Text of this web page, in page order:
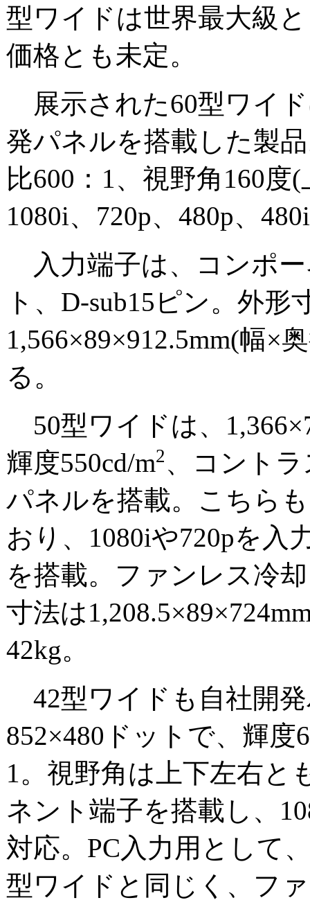
型ワイドは世界最大級
価格とも未定。
展示された60型ワイド
発パネルを搭載した製
比600：1、視野角160
1080i、720p、480p、
入力端子は、コンポ
ト、D-sub15ピン。外
1,566×89×912.5mm(幅×
る。
50型ワイドは、
輝度550cd/m2 、コント
パネルを搭載。こちら
おり、1080iや720pを入
を搭載。ファンレス冷
寸法は
42kg。
42型ワイドも自社開
852×480ドットで、輝度
1。視野角は上下左右と
ネント端子を搭載し、
対応。PC入力用として
型ワイドと同じく、フ